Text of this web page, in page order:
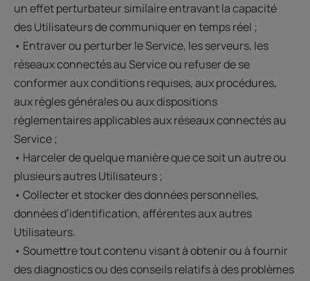
un effet perturbateur similaire entravant la capacité
des Utilisateurs de communiquer en temps réel ;
• Entraver ou perturber le Service, les serveurs, les
réseaux connectés au Service ou refuser de se
conformer aux conditions requises, aux procédures,
aux règles générales ou aux dispositions
règlementaires applicables aux réseaux connectés au
Service ;
• Harceler de quelque manière que ce soit un autre ou
plusieurs autres Utilisateurs ;
• Collecter et stocker des données personnelles,
données d’identification, afférentes aux autres
Utilisateurs.
• Soumettre tout contenu visant à obtenir ou à fournir
des diagnostics ou des conseils relatifs à des problèmes